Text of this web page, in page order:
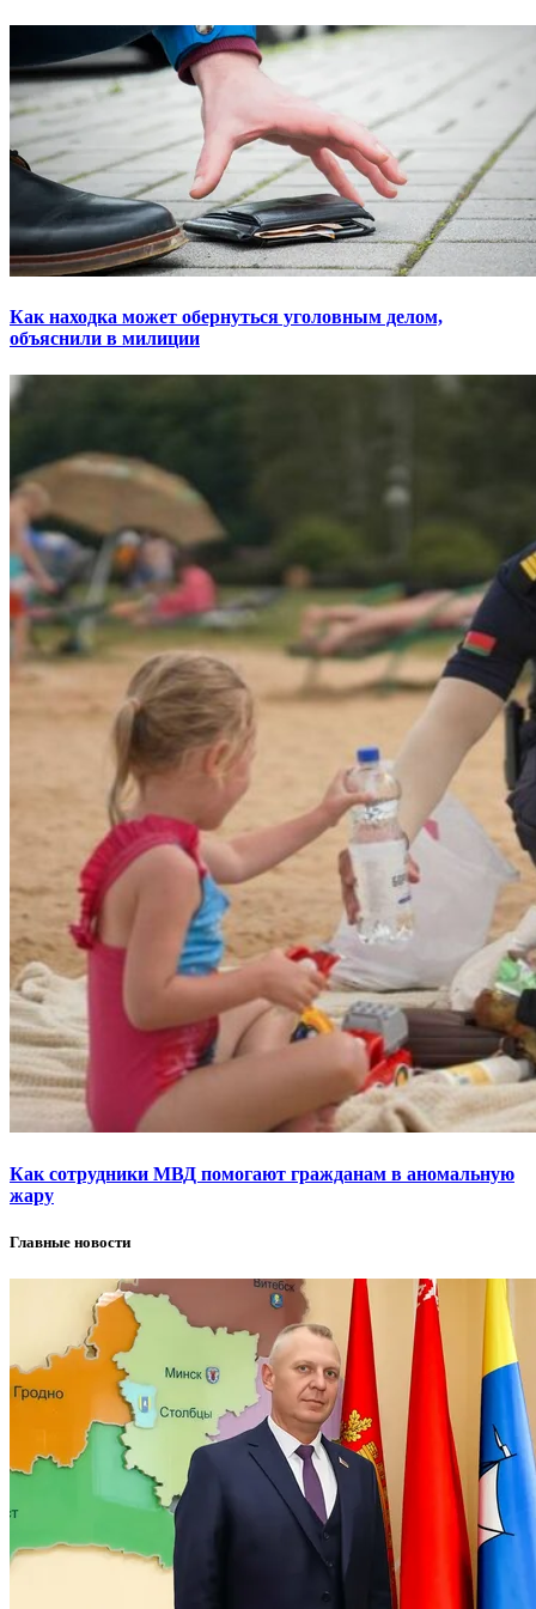
Как находка может обернуться уголовным делом,
объяснили в милиции
Как сотрудники МВД помогают гражданам в аномальную
жару
Главные новости